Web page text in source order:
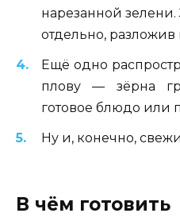
нарезанной
отдельно, разложив
Ещё одно
плову — зёрна
готовое блюдо или
Ну и, конечно,
В чём готовить